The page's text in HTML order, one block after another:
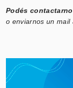
Podés
o enviarnos un